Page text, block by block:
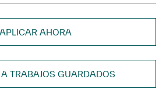
APLICAR AHORA
TRABAJOS GUARDADOS